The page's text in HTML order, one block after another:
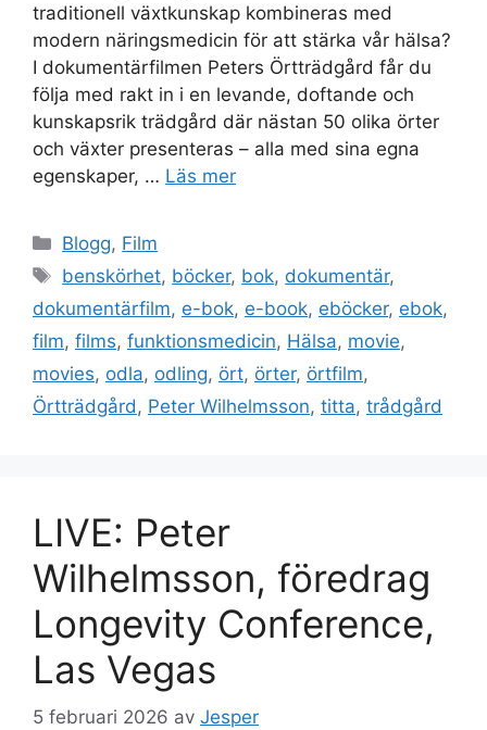
traditionell växtkunskap kombineras med
modern näringsmedicin för att stärka vår hälsa?
I dokumentärfilmen Peters Örtträdgård får du
följa med rakt in i en levande, doftande och
kunskapsrik trädgård där nästan 50 olika örter
och växter presenteras – alla med sina egna
egenskaper, … Läs mer
Kategorier
Blogg, Film
Etiketter
benskörhet, böcker, bok, dokumentär,
dokumentärfilm, e-bok, e-book, eböcker, ebok,
film, films, funktionsmedicin, Hälsa, movie,
movies, odla, odling, ört, örter, örtfilm,
Örtträdgård , Peter Wilhelmsson, titta, trådgård
LIVE: Peter
Wilhelmsson, föredrag
Longevity Conference,
Las Vegas
5 februari 2026 av Jesper